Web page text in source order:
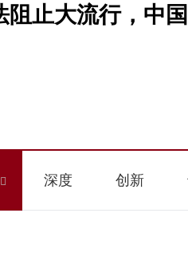
阻止大流行，中
深度 创新